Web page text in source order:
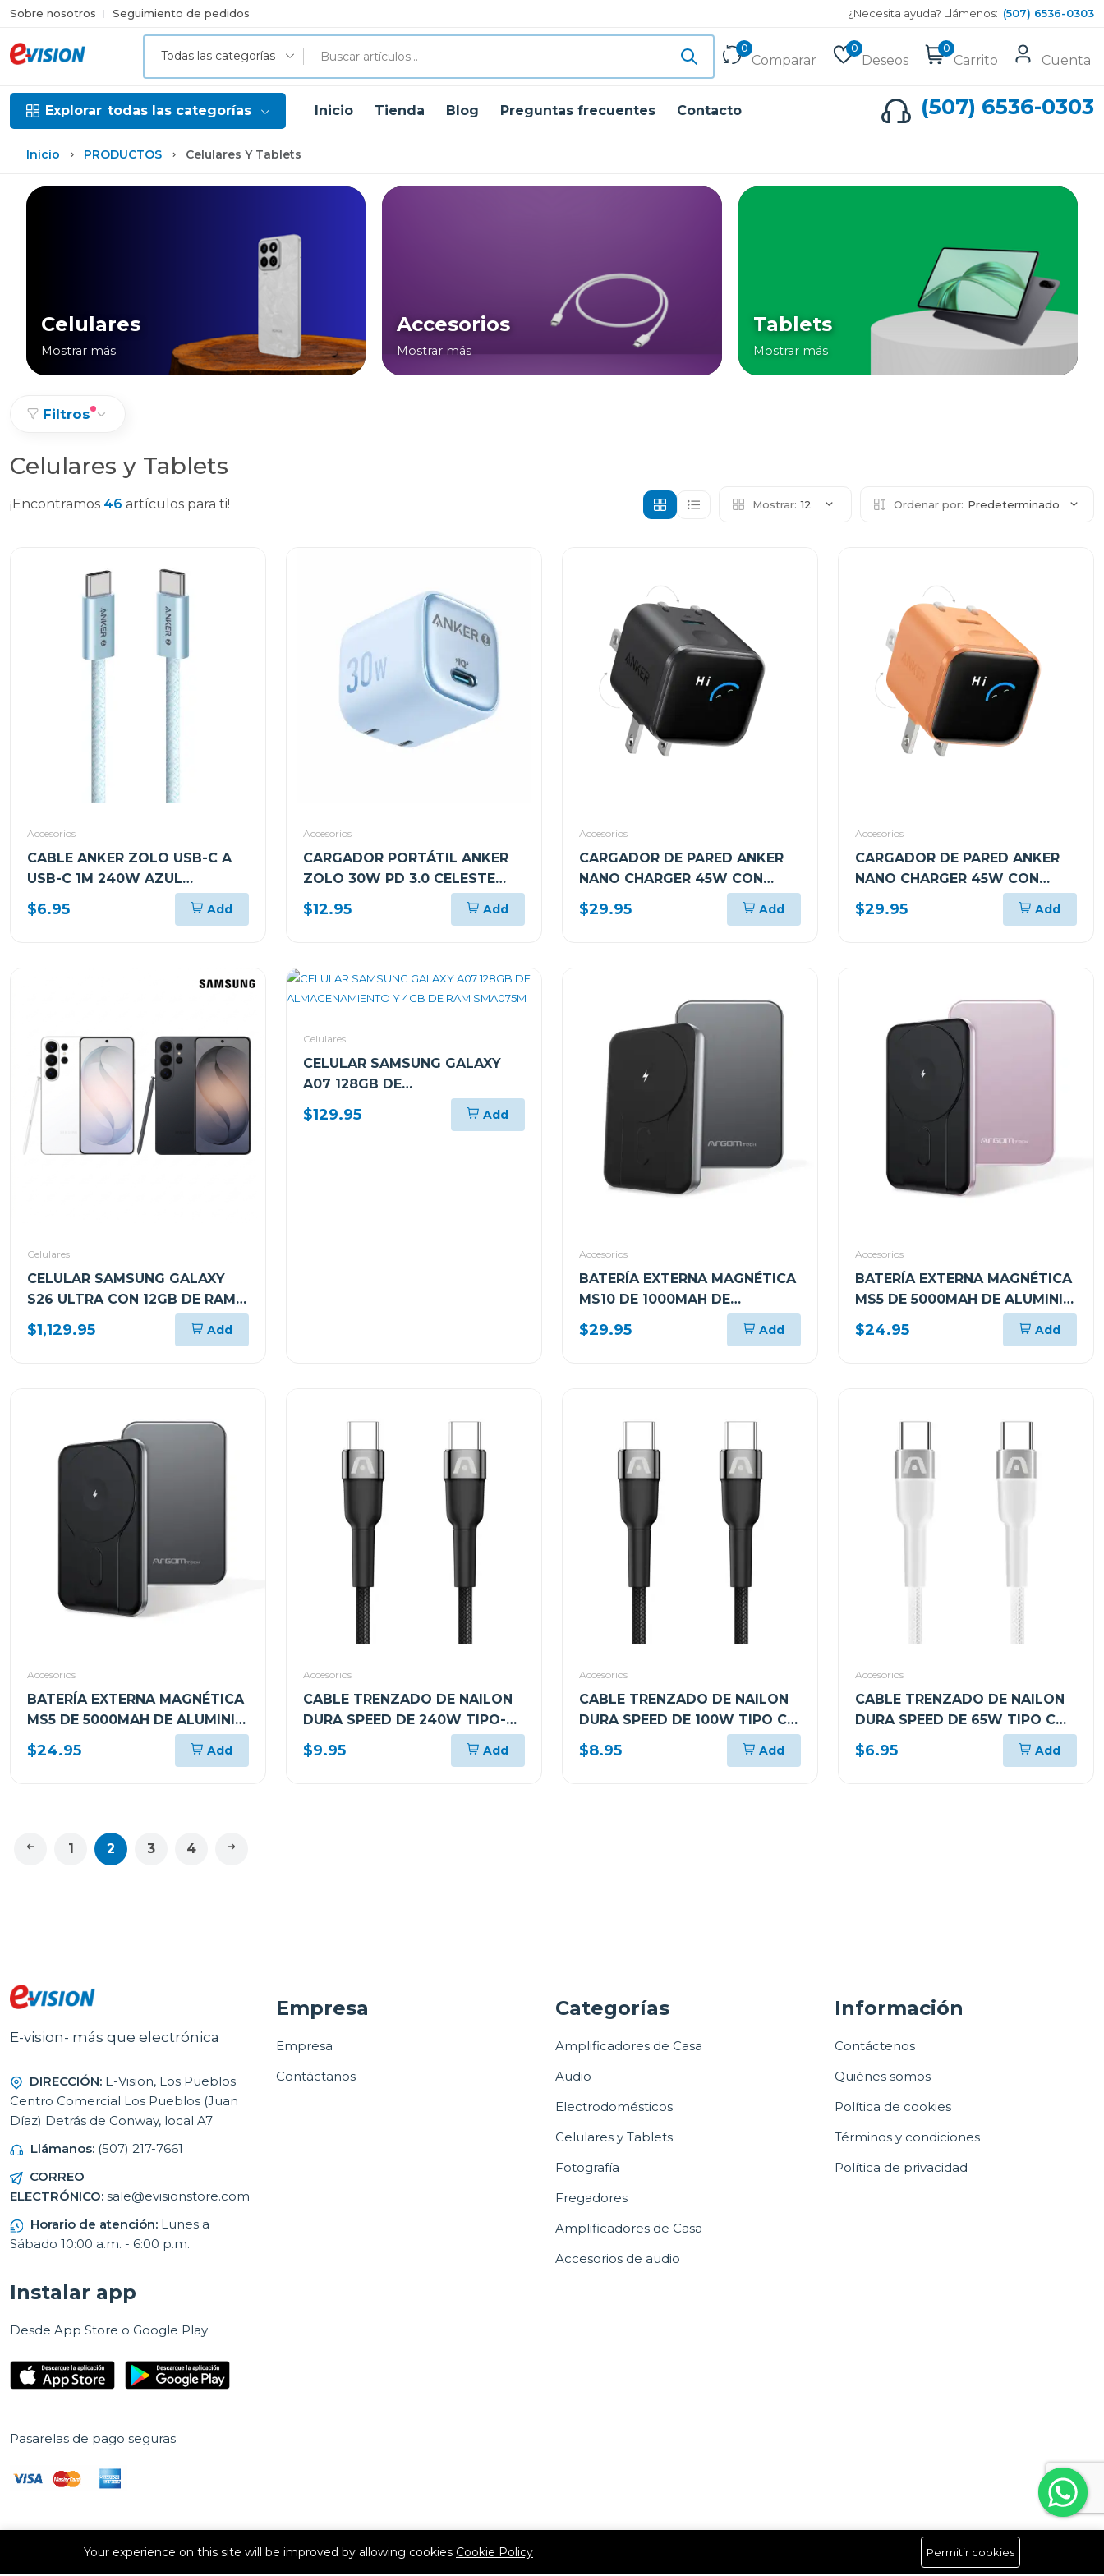
Sobre nosotros Seguimiento de pedidos ¿Necesita ayuda? Llámenos: (507) 6536-0303
Todas las categorías
0
Comparar
0
Deseos
0
Carrito Cuenta
Explorar todas las categorías Inicio Tienda Blog Preguntas frecuentes Contacto (507) 6536-0303
Inicio PRODUCTOS Celulares Y Tablets
Celulares
Mostrar más
Accesorios
Mostrar más
Tablets
Mostrar más
Filtros
Celulares y Tablets
¡Encontramos 46 artículos para ti! Mostrar: 12 Ordenar por: Predeterminado
Accesorios
CABLE ANKER ZOLO USB-C A
USB-C 1M 240W AZUL
A8060H31
$6.95 Add
Accesorios
CARGADOR PORTÁTIL ANKER
ZOLO 30W PD 3.0 CELESTE
A2698J31
$12.95 Add
Accesorios
CARGADOR DE PARED ANKER
NANO CHARGER 45W CON
SMART DISPLAY USB-C NEGRO
A121DJ11
$29.95 Add
Accesorios
CARGADOR DE PARED ANKER
NANO CHARGER 45W CON
SMART DISPLAY USB-C
NARANJA A121DJO1
$29.95 Add
Celulares
CELULAR SAMSUNG GALAXY
S26 ULTRA CON 12GB DE RAM Y
Y 512GB DE ALMACENAMIENTO
$1,129.95 Add
Celulares
CELULAR SAMSUNG GALAXY
A07 128GB DE
ALMACENAMIENTO Y 4GB DE
RAM SMA075M
$129.95 Add
Accesorios
BATERÍA EXTERNA MAGNÉTICA
MS10 DE 1000MAH DE
ALUMINIO ARGPB1162
$29.95 Add
Accesorios
BATERÍA EXTERNA MAGNÉTICA
MS5 DE 5000MAH DE ALUMINIO
ROSA ARGPB1160
$24.95 Add
Accesorios
BATERÍA EXTERNA MAGNÉTICA
MS5 DE 5000MAH DE ALUMINIO
ARGPB1160
$24.95 Add
Accesorios
CABLE TRENZADO DE NAILON
DURA SPEED DE 240W TIPO-C
A TIPO-C PARA CARGA Y
SINCRONIZACIÓN ULTRA
$9.95 Add
Accesorios
CABLE TRENZADO DE NAILON
DURA SPEED DE 100W TIPO C
EN AMBOS LADOS DE 3M
ARGCB0050BK
$8.95 Add
Accesorios
CABLE TRENZADO DE NAILON
DURA SPEED DE 65W TIPO C
EN AMBOS LADOS DE 1.8M
BLANCO ARGCB0047
$6.95 Add
1 2 3 4
E-vision- más que electrónica
DIRECCIÓN: E-Vision, Los Pueblos
Centro Comercial Los Pueblos (Juan
Díaz) Detrás de Conway, local A7
Llámanos: (507) 217-7661
CORREO
ELECTRÓNICO: sale@evisionstore.com
Horario de atención: Lunes a
Sábado 10:00 a.m. - 6:00 p.m.
Empresa
Empresa
Contáctanos
Categorías
Amplificadores de Casa
Audio
Electrodomésticos
Celulares y Tablets
Fotografía
Fregadores
Amplificadores de Casa
Accesorios de audio
Información
Contáctenos
Quiénes somos
Política de cookies
Términos y condiciones
Política de privacidad
Instalar app
Desde App Store o Google Play
Pasarelas de pago seguras
Síguenos
Your experience on this site will be improved by allowing cookies Cookie Policy Permitir cookies